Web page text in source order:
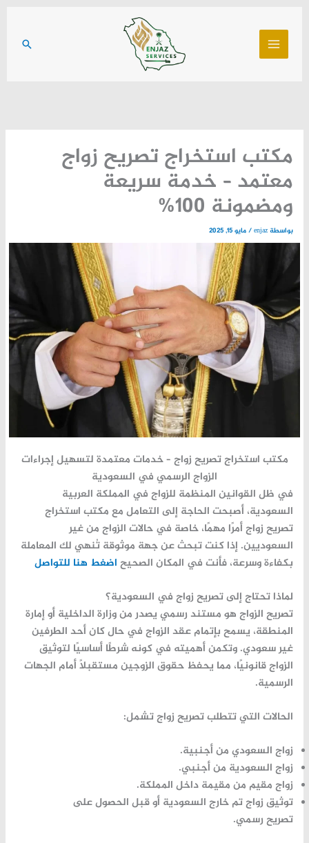
المحتوى
البحث
مكتب استخراج تصريح زواج
معتمد – خدمة سريعة
ومضمونة 100%
بواسطةenjaz
/مايو 15, 2025
مكتب استخراجتصريح زواج –خدمات معتمدة لتسهيلإجراءات
الزواج الرسمي في السعودية
في ظل القوانين المنظمة للزواج في المملكة العربية
السعودية،أصبحت الحاجةإلى التعامل مع مكتب استخراج
تصريح زواجأمرًا مهمًا،خاصة فيحالات الزواج منغير
السعوديين.إذاكنتتبحثعنجهة موثوقةتُنهي لك المعاملة
بكفاءةوسرعة،فأنت في المكان الصحيح اضغط هنا للتواصل
لماذاتحتاجإلىتصريح زواج في السعودية؟
تصريح الزواج هو مستند رسمي يصدرمنوزارة الداخليةأوإمارة
المنطقة، يسمح بإتمامعقد الزواج فيحالكانأحد الطرفين
غيرسعودي.وتكمنأهميته فيكونهشرطًاأساسيًا لتوثيق
الزواجقانونيًا، مما يحفظحقوق الزوجين مستقبلًاأمام الجهات
الرسمية.
الحالات التيتتطلبتصريح زواجتشمل:
زواج السعودي منأجنبية.
زواج السعودية منأجنبي.
زواج مقيم من مقيمةداخل المملكة.
توثيق زواجتمخارج السعوديةأوقبل الحصولعلى
تصريح رسمي.